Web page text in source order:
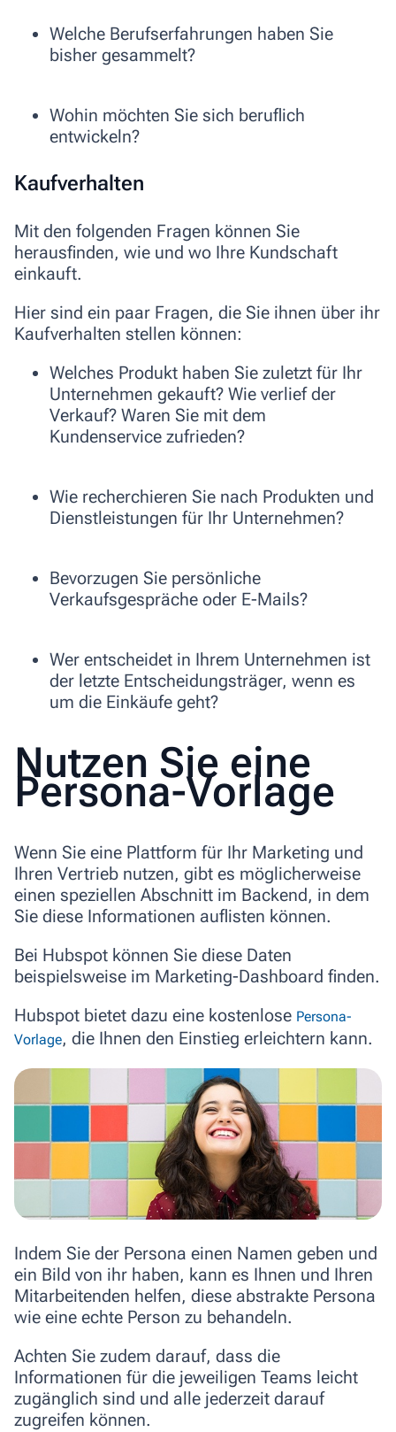
Welche Berufserfahrungen haben Sie
bisher gesammelt?
Wohin möchten Sie sich beruflich
entwickeln?
Kaufverhalten
Mit den folgenden Fragen können Sie
herausfinden, wie und wo Ihre Kundschaft
einkauft.
Hier sind ein paar Fragen, die Sie ihnen über ihr
Kaufverhalten stellen können:
Welches Produkt haben Sie zuletzt für Ihr
Unternehmen gekauft? Wie verlief der
Verkauf? Waren Sie mit dem
Kundenservice zufrieden?
Wie recherchieren Sie nach Produkten und
Dienstleistungen für Ihr Unternehmen?
Bevorzugen Sie persönliche
Verkaufsgespräche oder E-Mails?
Wer entscheidet in Ihrem Unternehmen ist
der letzte Entscheidungsträger, wenn es
um die Einkäufe geht?
Nutzen Sie eine
Persona-Vorlage
Wenn Sie eine Plattform für Ihr Marketing und
Ihren Vertrieb nutzen, gibt es möglicherweise
einen speziellen Abschnitt im Backend, in dem
Sie diese Informationen auflisten können.
Bei Hubspot können Sie diese Daten
beispielsweise im Marketing-Dashboard finden.
Hubspot bietet dazu eine kostenlose Persona-
Vorlage, die Ihnen den Einstieg erleichtern kann.
Indem Sie der Persona einen Namen geben und
ein Bild von ihr haben, kann es Ihnen und Ihren
Mitarbeitenden helfen, diese abstrakte Persona
wie eine echte Person zu behandeln.
Achten Sie zudem darauf, dass die
Informationen für die jeweiligen Teams leicht
zugänglich sind und alle jederzeit darauf
zugreifen können.